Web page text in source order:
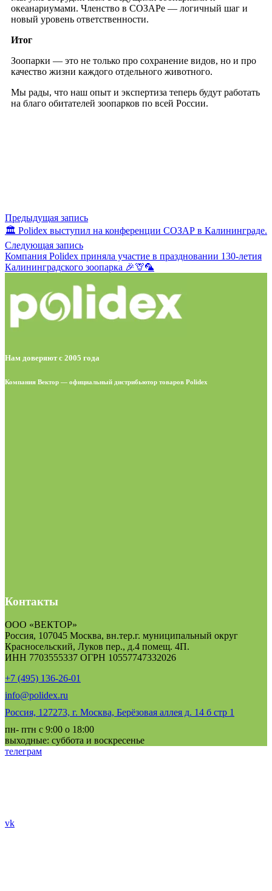
океанариумами. Членство в СОЗАРе — логичный шаг и
новый уровень ответственности.
Итог
Зоопарки — это не только про сохранение видов, но и про
качество жизни каждого отдельного животного.
Мы рады, что наш опыт и экспертиза теперь будут работать
на благо обитателей зоопарков по всей России.
Предыдущая запись
🏛️ Polidex выступил на конференции СОЗАР в Калининграде.
Следующая запись
Компания Polidex приняла участие в праздновании 130‑летия
Калининградского зоопарка 🎉🦒🦜
Нам доверяют с 2005 года
Компания Вектор — официальный дистрибьютор товаров Polidex
Контакты
ООО «ВЕКТОР»
Россия, 107045 Москва, вн.тер.г. муниципальный округ
Красносельский, Луков пер., д.4 помещ. 4П.
ИНН 7703555337 ОГРН 10557747332026
+7 (495) 136-26-01
info@polidex.ru
Россия, 127273, г. Москва, Берёзовая аллея д. 14 б стр 1
пн- птн с 9:00 о 18:00
выходные: суббота и воскресенье
телеграм
vk